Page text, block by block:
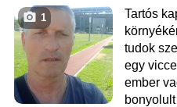
1
Tartós
tudok
egy
ember